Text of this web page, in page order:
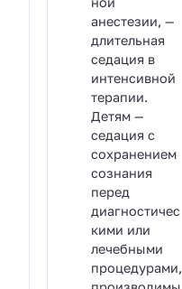
анестезии, —
длительная
седация в
интенсивной
терапии.
Детям —
седация с
сохранением
сознания
перед
диагностичес
кими или
лечебными
процедурами,